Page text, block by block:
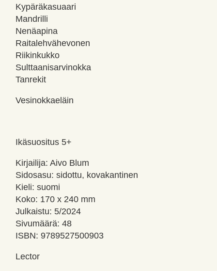
Kypäräkasuaari
Mandrilli
Nenäapina
Raitalehvähevonen
Riikinkukko
Sulttaanisarvinokka
Tanrekit
Vesinokkaeläin
Ikäsuositus 5+
Kirjailija: Aivo Blum
Sidosasu: sidottu, kovakantinen
Kieli: suomi
Koko: 170 x 240 mm
Julkaistu: 5/2024
Sivumäärä: 48
ISBN: 9789527500903
Lector